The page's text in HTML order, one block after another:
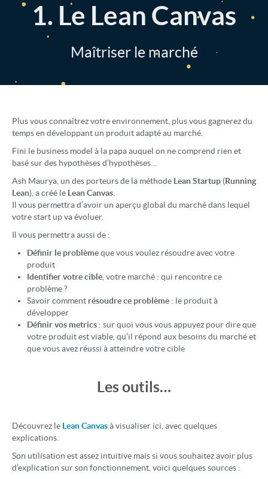
1. Le Lean Canvas
Maîtriser le marché
Plus vous connaîtrez votre environnement, plus vous gagnerez du
temps en développant un produit adapté au marché.
Fini le business model à la papa auquel on ne comprend rien et
basé sur des hypothèses d’hypothèses…
Ash Maurya, un des porteurs de la méthode Lean Startup (Running
Lean), a créé le Lean Canvas
Il vous permettra d’avoir un aperçu global du marché dans lequel
votre start up va évoluer.
Il vous permettra aussi de :
Définir le problèmeque vous voulez résoudre avec votre
produit
Identifier votre cible , votre marché : qui rencontre ce
problème ?
Savoir comment résoudre ce problème : le produit à
développer
Définir vos metrics : sur quoi vous vous appuyez pour dire que
votre produit est viable, qu’il répond aux besoins du marché et
que vous avez réussi à atteindre votre cible
Les outils…
Découvrez le Lean Canvasà visualiser ici, avec quelques
explications.
Son utilisation est assez intuitive mais si vous souhaitez avoir plus
d’explication sur son fonctionnement, voici quelques sources :